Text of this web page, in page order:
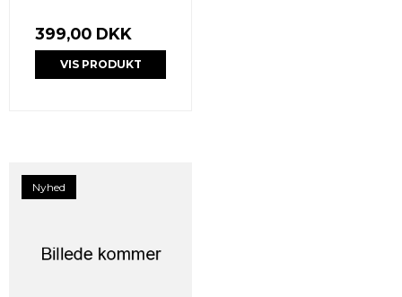
399,00 DKK
VIS PRODUKT
Nyhed